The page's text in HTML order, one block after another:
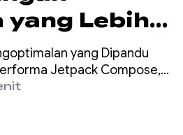
yang Lebih
yang Dipandu
Jetpack Compose,
bekerja di balik layar.